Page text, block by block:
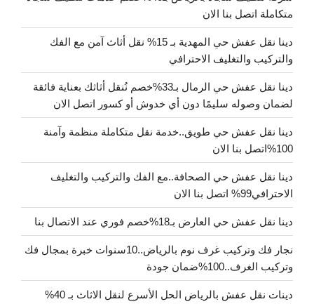
متكاملة اتصل بنا الان
دينا نقل عفش حي المهدية بـ 15% نقل أثاث آمن مع الفك
والتركيب والتغليف الاحترافي
دينا نقل عفش حي الرمال بـ33%خصم نُنقل أثاثك بعناية فائقة
لضمان وصوله سليمًا دون أي خدوش أو كسور اتصل الان
دينا نقل عفش حي طويق..خدمة نقل متكاملة منظمة وآمنة
100%اتصل بنا الان
دينا نقل عفش حي الصحافة..مع الفك والتركيب والتغليف
الاحترافي99% اتصل بنا الان
دينا نقل عفش حي العارض بـ18%خصم فوري عند الاتصال بنا
نجار فك وتركيب غرف نوم بالرياض..10سنوات خبرة بمجال فك
وتركيب الغرف..100%ضمان جودة
دينات نقل عفش بالرياض الحل الأسرع لنقل الاثاث بـ 40%